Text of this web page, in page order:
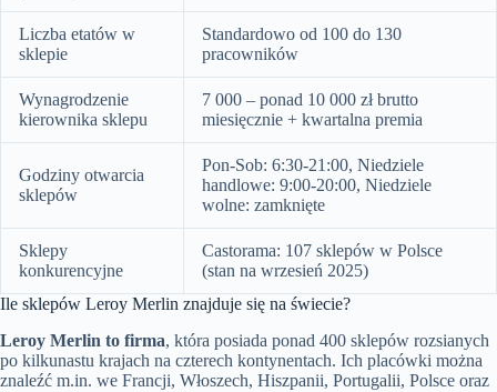
Liczba etatów w
sklepie
Standardowo od 100 do 130
pracowników
Wynagrodzenie
kierownika sklepu
7 000 – ponad 10 000 zł brutto
miesięcznie + kwartalna premia
Godziny otwarcia
sklepów
Pon-Sob: 6:30-21:00, Niedziele
handlowe: 9:00-20:00, Niedziele
wolne: zamknięte
Sklepy
konkurencyjne
Castorama: 107 sklepów w Polsce
(stan na wrzesień 2025)
Ile sklepów Leroy Merlin znajduje się na świecie?
Leroy Merlin to firma, która posiada ponad 400 sklepów rozsianych
po kilkunastu krajach na czterech kontynentach. Ich placówki można
znaleźć m.in. we Francji, Włoszech, Hiszpanii, Portugalii, Polsce oraz